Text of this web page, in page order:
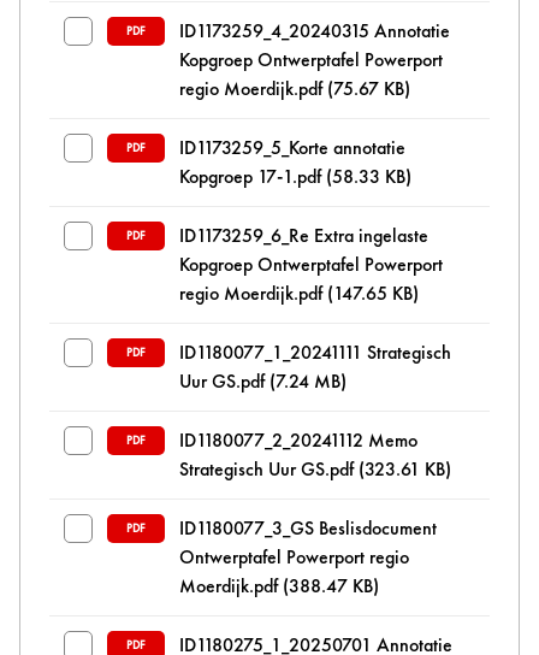
PDF
ID1173259_4_20240315 Annotatie
Kopgroep Ontwerptafel Powerport
regio Moerdijk.pdf (75.67 KB)
PDF
ID1173259_5_Korte annotatie
Kopgroep 17-1.pdf (58.33 KB)
PDF
ID1173259_6_Re Extra ingelaste
Kopgroep Ontwerptafel Powerport
regio Moerdijk.pdf (147.65 KB)
PDF
ID1180077_1_20241111 Strategisch
Uur GS.pdf (7.24 MB)
PDF
ID1180077_2_20241112 Memo
Strategisch Uur GS.pdf (323.61 KB)
PDF
ID1180077_3_GS Beslisdocument
Ontwerptafel Powerport regio
Moerdijk.pdf (388.47 KB)
PDF
ID1180275_1_20250701 Annotatie